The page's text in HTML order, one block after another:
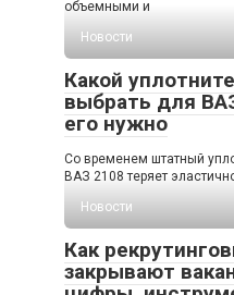
объемными и
Новости
Какой
выбрать для
его нужно
Со временем штатный
ВАЗ 2108 теряет
Новости
Как
закрывают